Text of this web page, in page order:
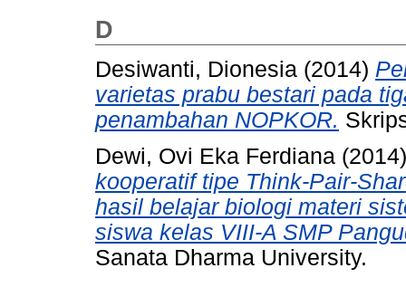
D
Desiwanti, Dionesia (2014)
varietas prabu bestari pada
penambahan NOPKOR.
Dewi, Ovi Eka Ferdiana
kooperatif tipe Think-Pair-
hasil belajar biologi materi
siswa kelas VIII-A SMP
Sanata Dharma University.